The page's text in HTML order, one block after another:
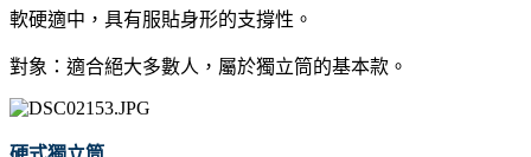
軟硬適中，具有服貼身形的支撐性。
對象：適合絕大多數人，屬於獨立筒的基本款。